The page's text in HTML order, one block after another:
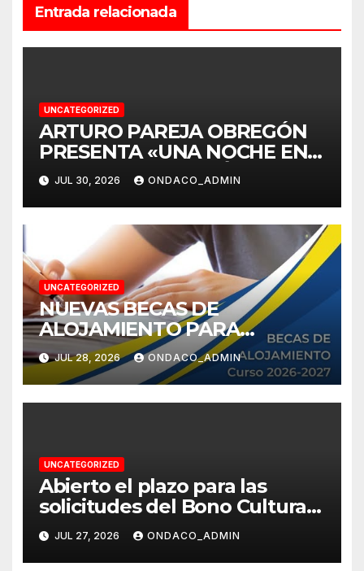
Entrada relacionada
UNCATEGORIZED
ARTURO PAREJA OBREGÓN
PRESENTA «UNA NOCHE EN
VILLAVERDE DEL RÍO
JUL 30, 2026 ONDACO_ADMIN
UNCATEGORIZED
NUEVAS BECAS DE
ALOJAMIENTO PARA
ESTUDIANTES DE LA
PROVINCIA DE SEVILLA
JUL 28, 2026 ONDACO_ADMIN
UNCATEGORIZED
Abierto el plazo para las
solicitudes del Bono Cultural
Joven
JUL 27, 2026 ONDACO_ADMIN